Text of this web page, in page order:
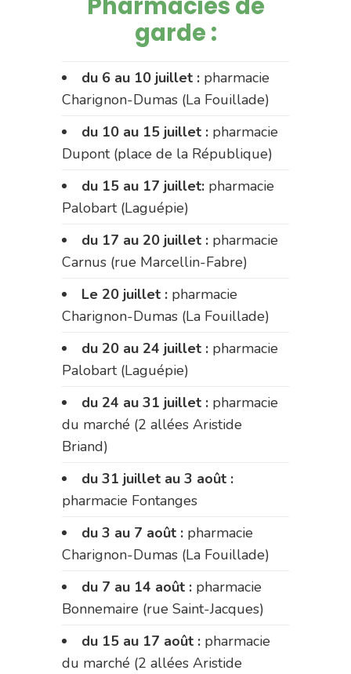
garde :
du 6 au 10 juillet : pharmacie
Charignon-Dumas (La Fouillade)
du 10 au 15 juillet : pharmacie
Dupont (place de la République)
du 15 au 17 juillet: pharmacie
Palobart (Laguépie)
du 17 au 20 juillet : pharmacie
Carnus (rue Marcellin-Fabre)
Le 20 juillet : pharmacie
Charignon-Dumas (La Fouillade)
du 20 au 24 juillet : pharmacie
Palobart (Laguépie)
du 24 au 31 juillet : pharmacie
du marché (2 allées Aristide
Briand)
du 31 juillet au 3 août :
pharmacie Fontanges
du 3 au 7 août : pharmacie
Charignon-Dumas (La Fouillade)
du 7 au 14 août : pharmacie
Bonnemaire (rue Saint-Jacques)
du 15 au 17 août : pharmacie
du marché (2 allées Aristide